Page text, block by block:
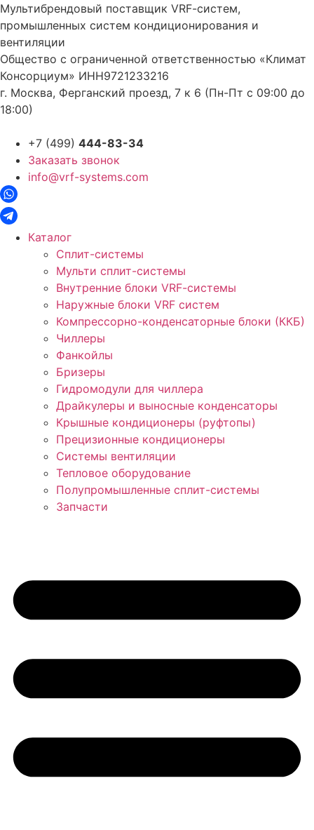
Перейти
к
содержимому
Мультибрендовый поставщик VRF-cистем,
промышленных систем кондиционирования и
вентиляции
Общество с ограниченной ответственностью «Климат
Консорциум» ИНН9721233216
г. Москва, Ферганский проезд, 7 к 6 (Пн-Пт с 09:00 до
18:00)
+7 (499) 444-83-34
Заказать звонок
info@vrf-systems.com
Каталог
Сплит-системы
Мульти сплит-системы
Внутренние блоки VRF-cистемы
Наружные блоки VRF cистем
Компрессорно-конденсаторные блоки (ККБ)
Чиллеры
Фанкойлы
Бризеры
Гидромодули для чиллера
Драйкулеры и выносные конденсаторы
Крышные кондиционеры (руфтопы)
Прецизионные кондиционеры
Системы вентиляции
Тепловое оборудование
Полупромышленные сплит-системы
Запчасти